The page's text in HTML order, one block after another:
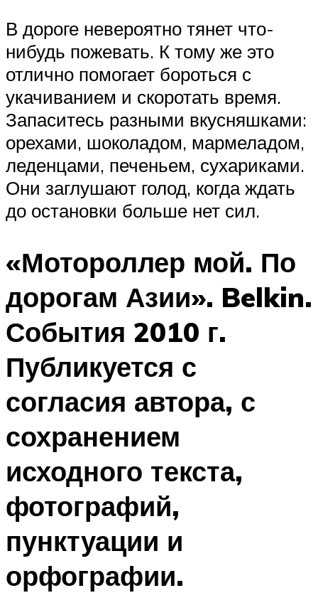
В дороге невероятно тянет что-
нибудь пожевать. К тому же это
отлично помогает бороться с
укачиванием и скоротать время.
Запаситесь разными вкусняшками:
орехами, шоколадом, мармеладом,
леденцами, печеньем, сухариками.
Они заглушают голод, когда ждать
до остановки больше нет сил.
«Мотороллер мой. По
дорогам Азии». Belkin.
События 2010 г.
Публикуется с
согласия автора, с
сохранением
исходного текста,
фотографий,
пунктуации и
орфографии.